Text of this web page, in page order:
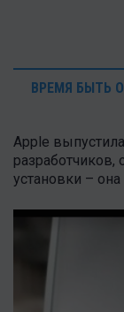
ВРЕМЯ БЫТЬ
Apple
разработчиков,
установки –